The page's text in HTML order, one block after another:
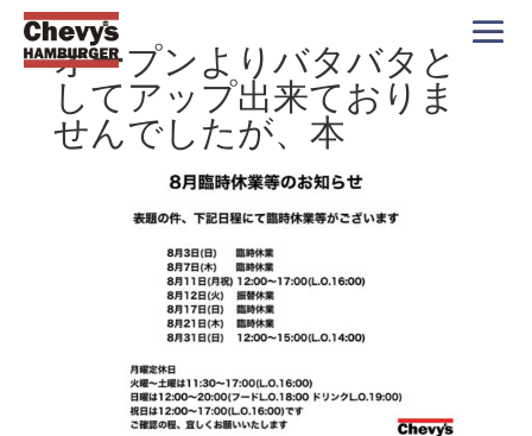
オープンよりバタバタと
してアップ出来ておりま
せんでしたが、本